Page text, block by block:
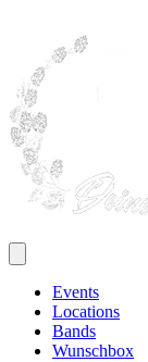
Events
Locations
Bands
Wunschbox